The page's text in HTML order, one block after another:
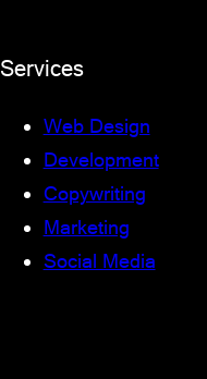
Services
Web Design
Development
Copywriting
Marketing
Social Media